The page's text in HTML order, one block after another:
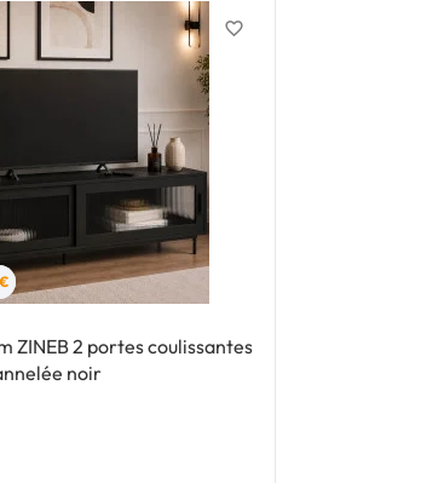
ZINEB 2 portes coulissantes
noir
favorite_border